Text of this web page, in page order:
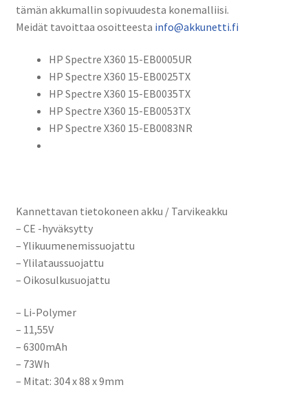
tämän akkumallin sopivuudesta konemalliisi.
Meidät tavoittaa osoitteesta info@akkunetti.fi
HP Spectre X360 15-EB0005UR
HP Spectre X360 15-EB0025TX
HP Spectre X360 15-EB0035TX
HP Spectre X360 15-EB0053TX
HP Spectre X360 15-EB0083NR
Kannettavan tietokoneen akku / Tarvikeakku
– CE -hyväksytty
– Ylikuumenemissuojattu
– Ylilataussuojattu
– Oikosulkusuojattu
– Li-Polymer
– 11,55V
– 6300mAh
– 73Wh
– Mitat: 304 x 88 x 9mm